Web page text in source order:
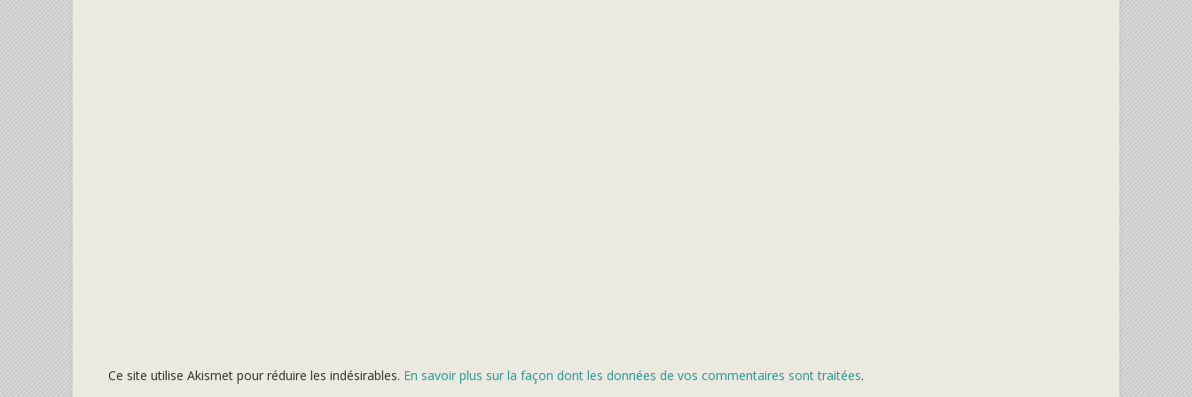
Ce site utilise Akismet pour réduire les indésirables. En savoir plus sur la façon dont les données de vos commentaires sont traitées.